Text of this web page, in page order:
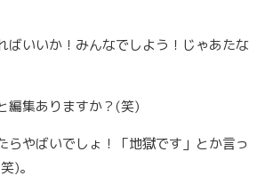
ばいいか！みんなでしよう！じゃあたな
編集ありますか？(笑)
らやばいでしょ！「地獄です」とか言っ
)。